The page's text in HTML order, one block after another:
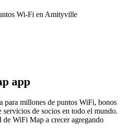
Wi-Fi en Amityville
app
para millones de puntos WiFi, bonos
de socios en todo el mundo.
de WiFi Map a crecer agregando